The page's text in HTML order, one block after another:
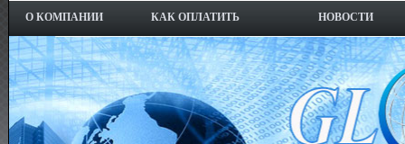
О КОМПАНИИ КАК ОПЛАТИТЬ НОВОСТИ